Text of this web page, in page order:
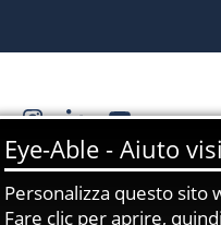
FacebookInstagram
LinkedinYouTube
Sostienici